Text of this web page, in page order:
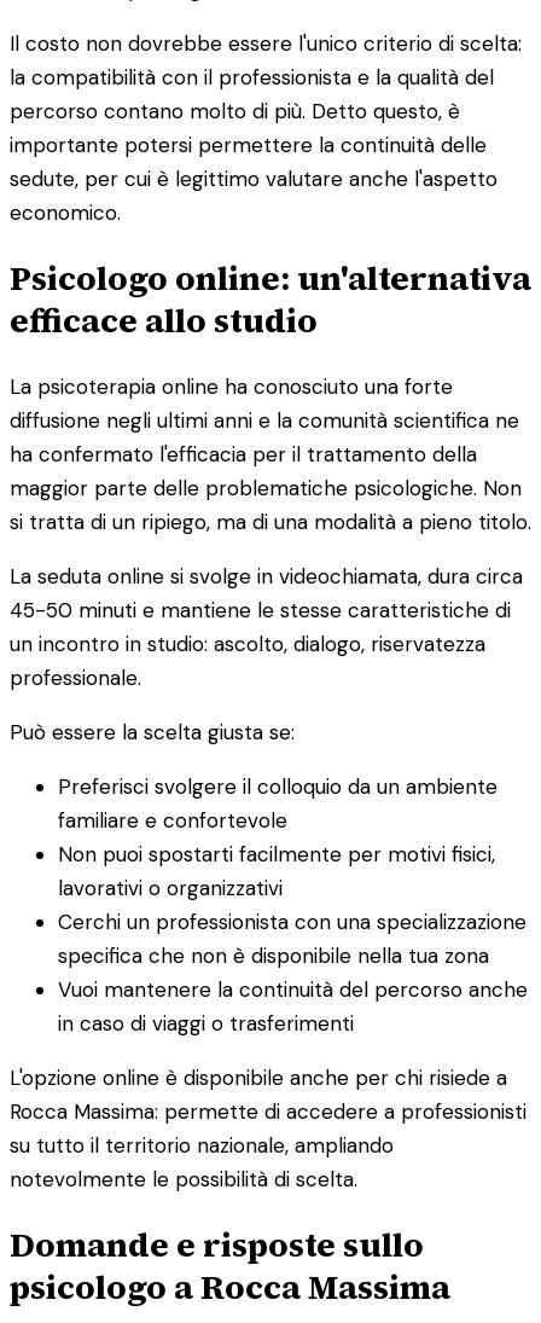
Il costo non dovrebbe essere l'unico criterio di scelta:
la compatibilità con il professionista e la qualità del
percorso contano molto di più. Detto questo, è
importante potersi permettere la continuità delle
sedute, per cui è legittimo valutare anche l'aspetto
economico.
Psicologo online: un'alternativa
efficace allo studio
La psicoterapia online ha conosciuto una forte
diffusione negli ultimi anni e la comunità scientifica ne
ha confermato l'efficacia per il trattamento della
maggior parte delle problematiche psicologiche. Non
si tratta di un ripiego, ma di una modalità a pieno titolo.
La seduta online si svolge in videochiamata, dura circa
45-50 minuti e mantiene le stesse caratteristiche di
un incontro in studio: ascolto, dialogo, riservatezza
professionale.
Può essere la scelta giusta se:
Preferisci svolgere il colloquio da un ambiente
familiare e confortevole
Non puoi spostarti facilmente per motivi fisici,
lavorativi o organizzativi
Cerchi un professionista con una specializzazione
specifica che non è disponibile nella tua zona
Vuoi mantenere la continuità del percorso anche
in caso di viaggi o trasferimenti
L'opzione online è disponibile anche per chi risiede a
Rocca Massima: permette di accedere a professionisti
su tutto il territorio nazionale, ampliando
notevolmente le possibilità di scelta.
Domande e risposte sullo
psicologo a Rocca Massima